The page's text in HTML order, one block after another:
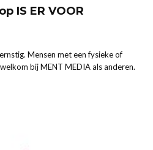
IS ER VOOR
Mensen met een fysieke of
bij MENT MEDIA als anderen.